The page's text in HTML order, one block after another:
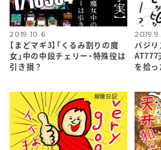
2019.10.6
【まどマギ3】「くるみ割りの魔
女」中の中段チェリー・特殊役は
引き損？
バジ
AT777
を拾っ
稼働日記